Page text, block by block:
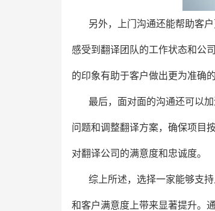
另外，上门沟通还能帮助客
感受到翻译团队的工作状态和公
的印象有助于客户做出更为准确
最后，面对面的沟通还可以
问题和调整翻译方案，确保项目
对翻译公司的满意度和忠诚度。
综上所述，选择一家能够支
和客户满意度上带来显著提升。